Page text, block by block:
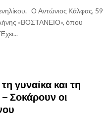
Ο Αντώνιος Κάλφας, 59
«ΒΟΣΤΑΝΕΙΟ», όπου
γυναίκα και τη
Σοκάρουν οι